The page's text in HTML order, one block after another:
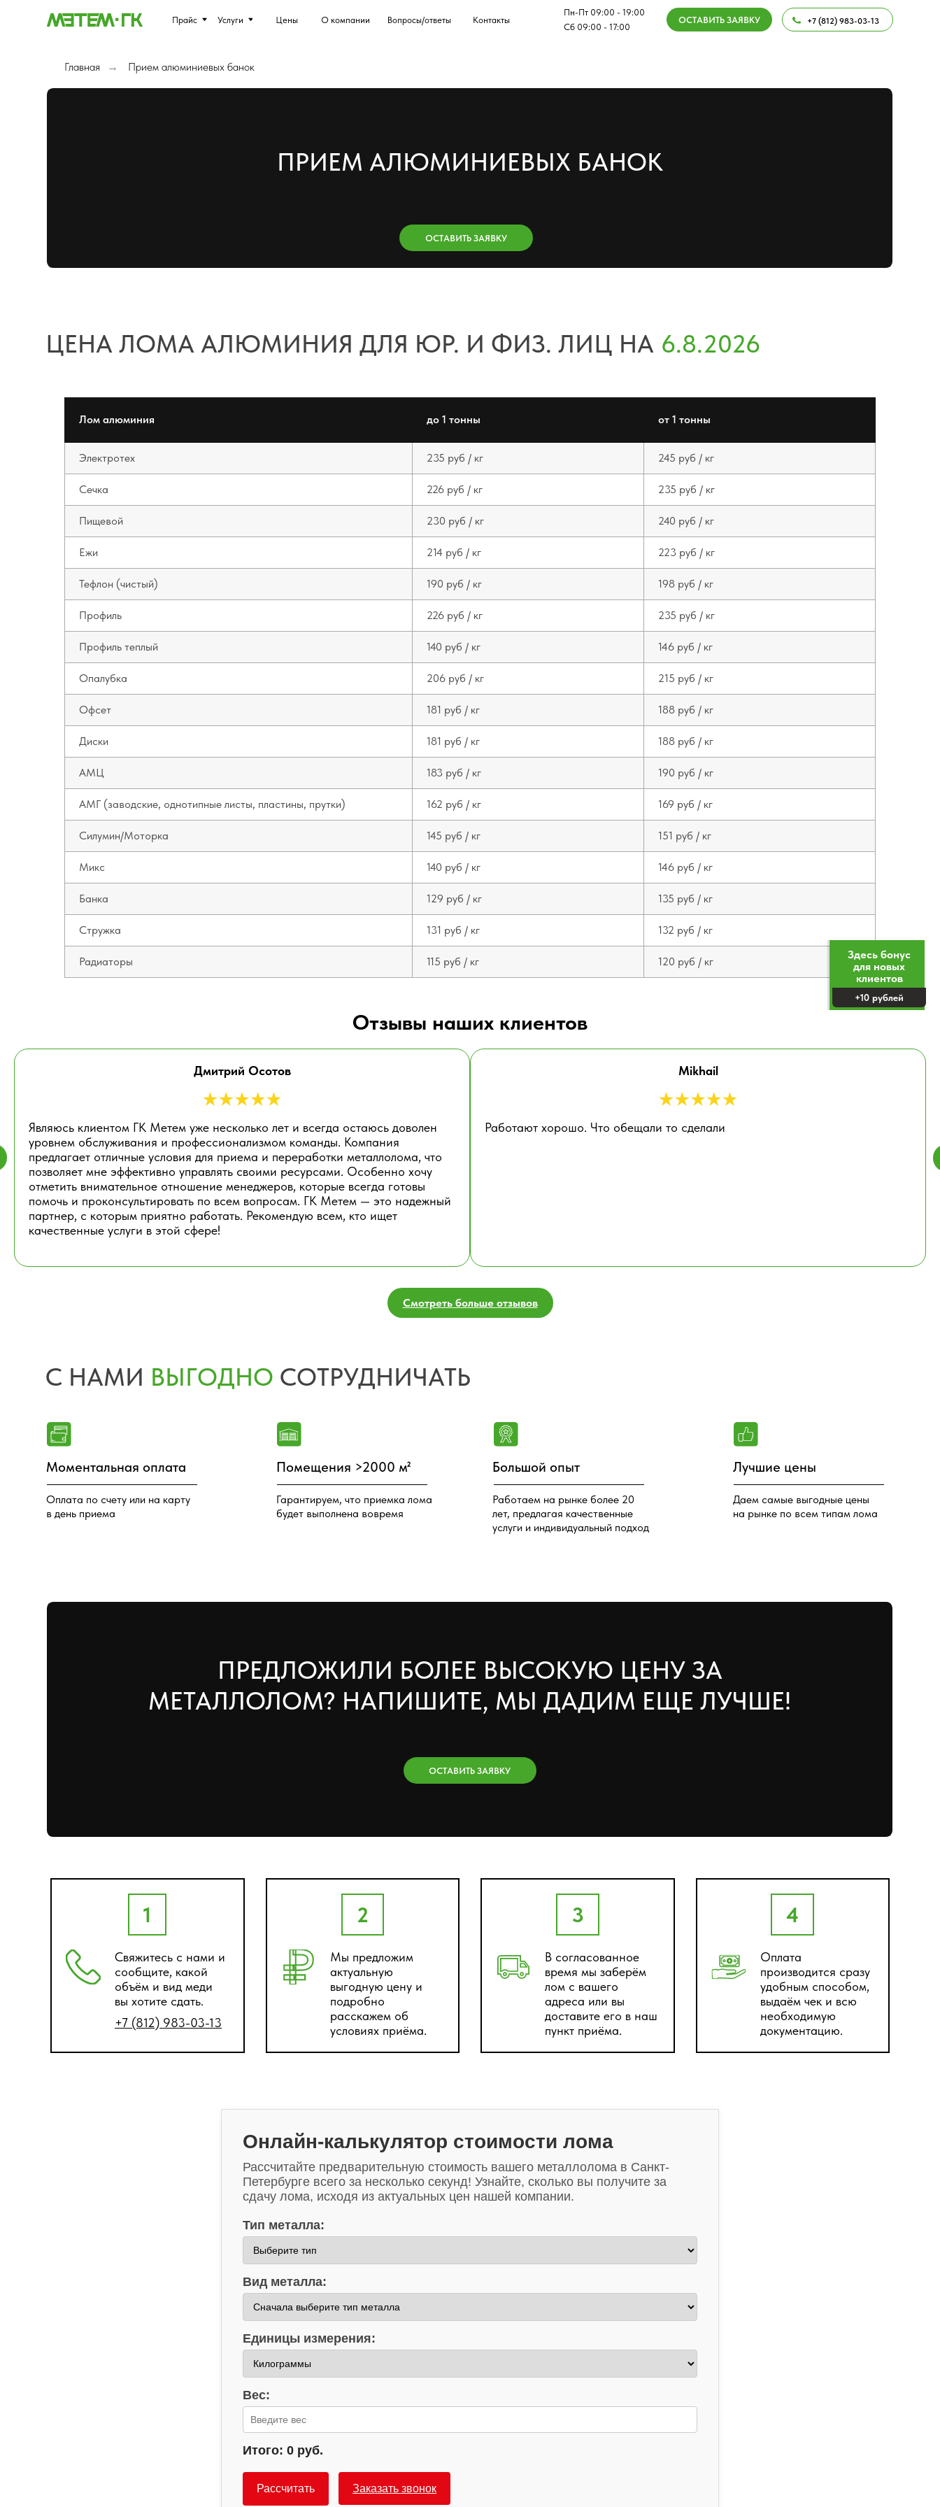
Цены
Прайс Услуги О компании Вопросы/ответы Контакты ОБРАТНЫЙ ЗВОНОК
+7 (812) 983-03-13
ОСТАВИТЬ ЗАЯВКУ
Пн-Пт 09:00 - 19:00
Сб 09:00 - 17:00
Главная → Прием алюминиевых банок
Лом алюминия до 1 тонны от 1 тонны
Электротех 235 руб / кг 245 руб / кг
Сечка 226 руб / кг 235 руб / кг
Пищевой 230 руб / кг 240 руб / кг
Ежи 214 руб / кг 223 руб / кг
Тефлон (чистый) 190 руб / кг 198 руб / кг
Профиль 226 руб / кг 235 руб / кг
Профиль теплый 140 руб / кг 146 руб / кг
Опалубка 206 руб / кг 215 руб / кг
Офсет 181 руб / кг 188 руб / кг
Диски 181 руб / кг 188 руб / кг
АМЦ 183 руб / кг 190 руб / кг
АМГ (заводские, однотипные листы, пластины, прутки) 162 руб / кг 169 руб / кг
Силумин/Моторка 145 руб / кг 151 руб / кг
Микc 140 руб / кг 146 руб / кг
Банка 129 руб / кг 135 руб / кг
Стружка 131 руб / кг 132 руб / кг
Радиаторы 115 руб / кг 120 руб / кг
Отзывы наших клиентов
Дмитрий Осотов
Являюсь клиентом ГК Метем уже несколько лет и всегда остаюсь доволен
уровнем обслуживания и профессионализмом команды. Компания
предлагает отличные условия для приема и переработки металлолома, что
позволяет мне эффективно управлять своими ресурсами. Особенно хочу
отметить внимательное отношение менеджеров, которые всегда готовы
помочь и проконсультировать по всем вопросам. ГК Метем — это надежный
партнер, с которым приятно работать. Рекомендую всем, кто ищет
качественные услуги в этой сфере!
Mikhail
Работают хорошо. Что обещали то сделали
Смотреть больше отзывов
С НАМИВЫГОДНО СОТРУДНИЧАТЬ
Большой опыт
ПРЕДЛОЖИЛИ БОЛЕЕ ВЫСОКУЮ ЦЕНУ ЗА
МЕТАЛЛОЛОМ? НАПИШИТЕ, МЫ ДАДИМ ЕЩЕ ЛУЧШЕ!
1
Свяжитесь с нами и
сообщите, какой
объём и вид меди
вы хотите сдать.
+7 (812) 983-03-13
2
Мы предложим
актуальную
выгодную цену и
подробно
расскажем об
условиях приёма.
3
В согласованное
время мы заберём
лом с вашего
адреса или вы
доставите его в наш
пункт приёма.
4
Оплата
производится сразу
удобным способом,
выдаём чек и всю
необходимую
документацию.
Онлайн-калькулятор стоимости лома
Рассчитайте предварительную стоимость вашего металлолома в Санкт-
Петербурге всего за несколько секунд! Узнайте, сколько вы получите за
сдачу лома, исходя из актуальных цен нашей компании.
Тип металла:
Вид металла:
Единицы измерения:
Вес:
Итого: 0 руб.
Рассчитать Заказать звонок
Здесь бонус
для новых
клиентов
+10 рублей